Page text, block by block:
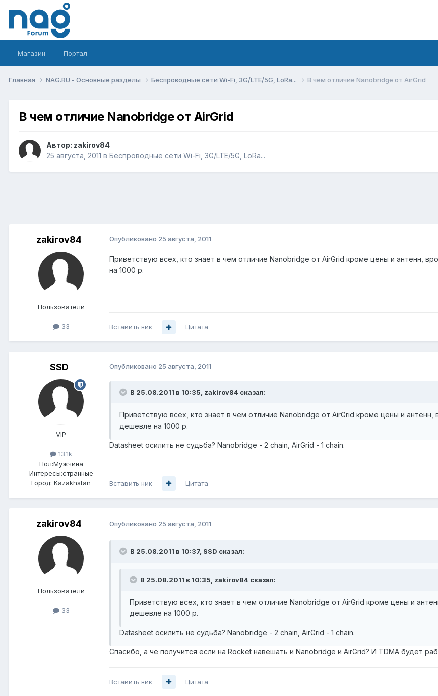
Магазин Портал
Главная NAG.RU - Основные разделы Беспроводные сети Wi-Fi, 3G/LTE/5G, LoRa... В чем отличие Nanobridge от AirGrid
В чем отличие Nanobridge от AirGrid
Автор: zakirov84
25 августа, 2011 в Беспроводные сети Wi-Fi, 3G/LTE/5G, LoRa...
zakirov84
Пользователи
33
Опубликовано 25 августа, 2011
Приветствую всех, кто знает в чем отличие Nanobridge от AirGrid кроме цены и антенн,
на 1000 р.
Вставить ник Цитата
SSD
VIP
13.1k
Пол:Мужчина
Интересы:странные
Город: Kazakhstan
Опубликовано 25 августа, 2011
В 25.08.2011 в 10:35, zakirov84 сказал:
Приветствую всех, кто знает в чем отличие Nanobridge от AirGrid кроме цены и
дешевле на 1000 р.
Datasheet осилить не судьба? Nanobridge - 2 chain, AirGrid - 1 chain.
Вставить ник Цитата
zakirov84
Пользователи
33
Опубликовано 25 августа, 2011
В 25.08.2011 в 10:37, SSD сказал:
В 25.08.2011 в 10:35, zakirov84 сказал:
Приветствую всех, кто знает в чем отличие Nanobridge от AirGrid кроме цены и
дешевле на 1000 р.
Datasheet осилить не судьба? Nanobridge - 2 chain, AirGrid - 1 chain.
Спасибо, а че получится если на Rocket навешать и Nanobridge и AirGrid? И TDMA будет
Вставить ник Цитата